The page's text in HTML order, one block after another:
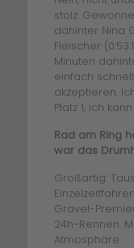
stolz.
dahinter Nina
Fleischer
Minuten
einfach
akzeptieren.
Platz 1, ich
Rad am Ring
war das
Großartig:
Gravel-
24h-Rennen.
Atmosphäre.